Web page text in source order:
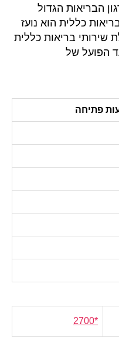
הבריאות הגדול
כללית הוא נועז
שירותי בריאות כללית
הפועל של
פתיחה
*2700